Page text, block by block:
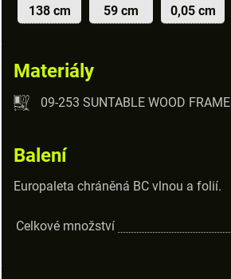
138 cm 59 cm 0,05 cm
Materiály
09-253 SUNTABLE WOOD FRAME
Balení
Europaleta chráněná BC vlnou a folií.
Celkové množství